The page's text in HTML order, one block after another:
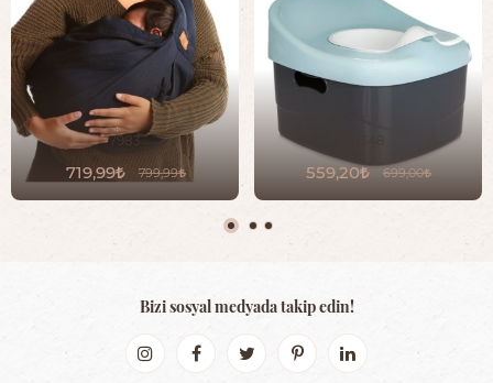
7983
719,99 799,99
0348
559,20 699,00
Bizi sosyal medyada takip edin!